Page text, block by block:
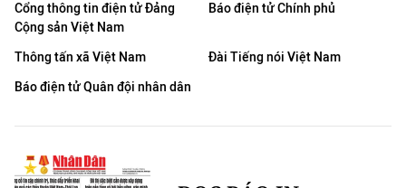
Cổng thông tin điện tử Đảng
Cộng sản Việt Nam
Báo điện tử Chính phủ
Thông tấn xã Việt Nam
Đài Tiếng nói Việt Nam
Báo điện tử Quân đội nhân dân